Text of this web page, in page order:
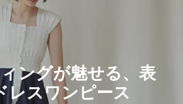
ングが魅せる、表
レスワンピース